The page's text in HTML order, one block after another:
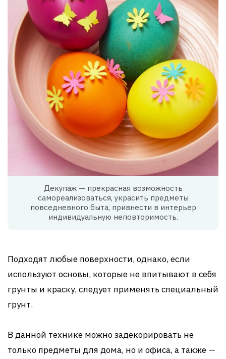
Декупаж — прекрасная возможность
самореализоваться, украсить предметы
повседневного быта, привнести в интерьер
индивидуальную неповторимость.
Подходят любые поверхности, однако, если
используют основы, которые не впитывают в себя
грунты и краску, следует применять специальный
грунт.
В данной технике можно задекорировать не
только предметы для дома, но и офиса, а также —